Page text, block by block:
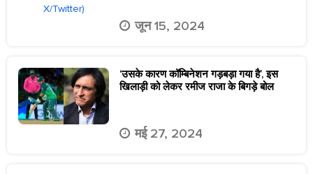
जून 15, 2024
‘उसके कारण कॉम्बिनेशन गड़बड़ा गया है’, इस
खिलाड़ी को लेकर रमीज राजा के बिगड़े बोल
मई 27, 2024